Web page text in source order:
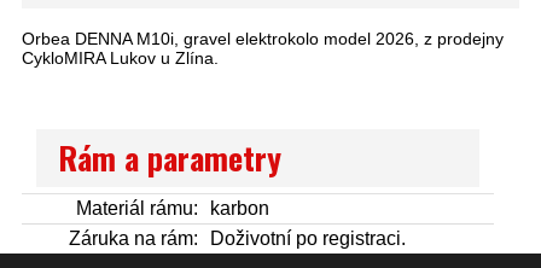
Orbea DENNA M10i, gravel elektrokolo model 2026, z prodejny
CykloMIRA Lukov u Zlína.
Rám a parametry
Materiál rámu:
karbon
Záruka na rám:
Doživotní po registraci.